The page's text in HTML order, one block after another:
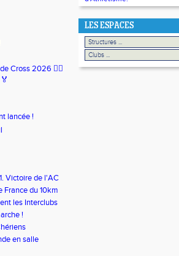
Cross 2026 🏃‍♀️
lancée !
Victoire de l'AC
France du 10km
les Interclubs
!
en salle
LES ESPACES